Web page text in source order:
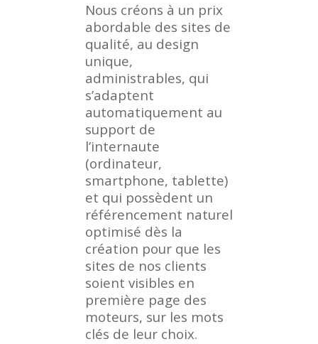
Nous créons à un prix
abordable des sites de
qualité, au design
unique,
administrables, qui
s’adaptent
automatiquement au
support de
l’internaute
(ordinateur,
smartphone, tablette)
et qui possèdent un
référencement naturel
optimisé dès la
création pour que les
sites de nos clients
soient visibles en
première page des
moteurs, sur les mots
clés de leur choix.